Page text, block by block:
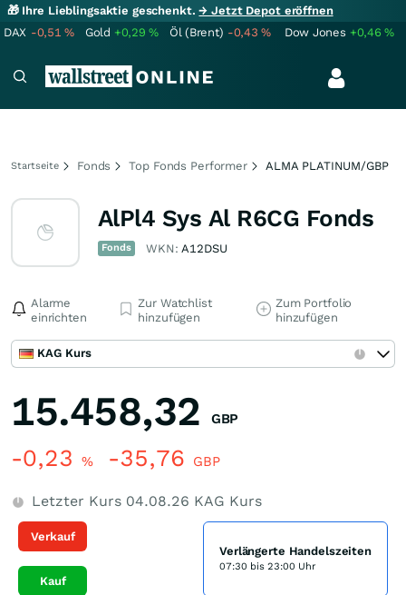
🎁 Ihre Lieblingsaktie geschenkt.→ Jetzt Depot eröffnen
DAX -0,51% Gold +0,29% Öl (Brent) -0,43% Dow Jones +0,46%
Startseite Fonds Top Fonds Performer ALMA PLATINUM/GBP
AlPl4 Sys Al R6CG Fonds
Fonds WKN:A12DSU
Alarme
einrichten
Zur Watchlist
hinzufügen
Zum Portfolio
hinzufügen
KAG Kurs
15.458,32 GBP
-0,23 % -35,76 GBP
Letzter Kurs 04.08.26 KAG Kurs
Verkauf
Kauf
Verlängerte Handelszeiten
07:30 bis 23:00 Uhr